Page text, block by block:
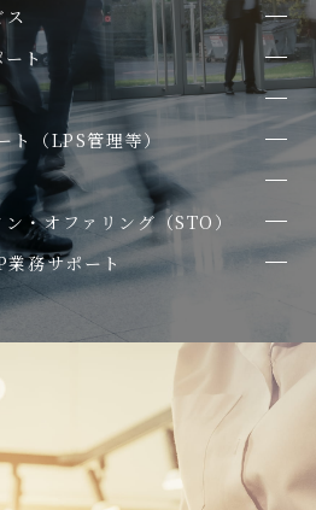
ス
ート
（LPS管理等）
・オファリング（STO）
務サポート